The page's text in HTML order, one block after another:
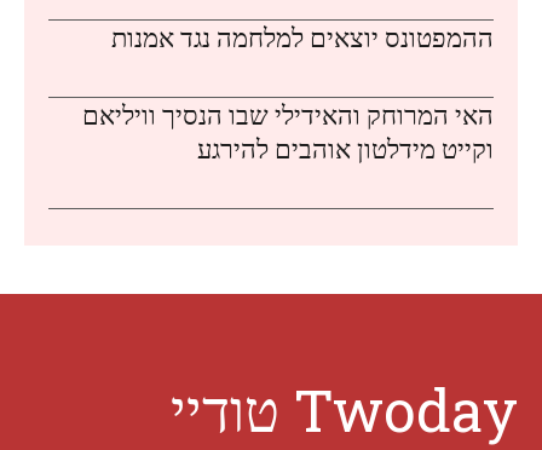
ההמפטונס יוצאים למלחמה נגד אמנות
האי המרוחק והאידילי שבו הנסיך וויליאם
וקייט מידלטון אוהבים להירגע
Twoday טודיי